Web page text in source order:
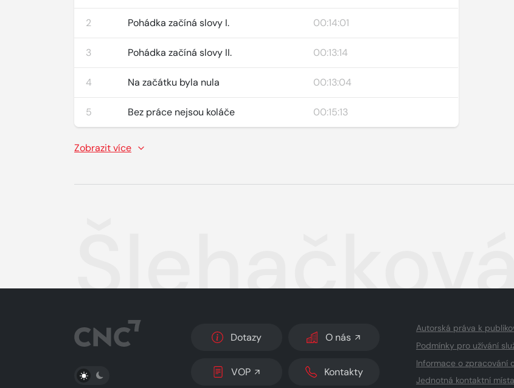
2 Pohádka začíná slovy I. 00:14:01
3 Pohádka začíná slovy II. 00:13:14
4 Na začátku byla nula 00:13:04
5 Bez práce nejsou koláče 00:15:13
Zobrazit více
PŘEPNOUT SVĚTLÝ/TMAVÝ REŽIM
Dotazy O nás
VOP Kontakty
Autorská práva k
Podmínky pro užívání
Informace o zpracování
Jednotná kontaktní místa